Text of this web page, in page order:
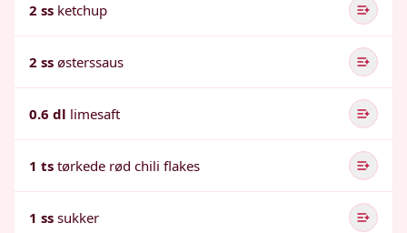
2 ss ketchup
2 ss østerssaus
0.6 dl limesaft
1 ts tørkede rød chili flakes
1 ss sukker